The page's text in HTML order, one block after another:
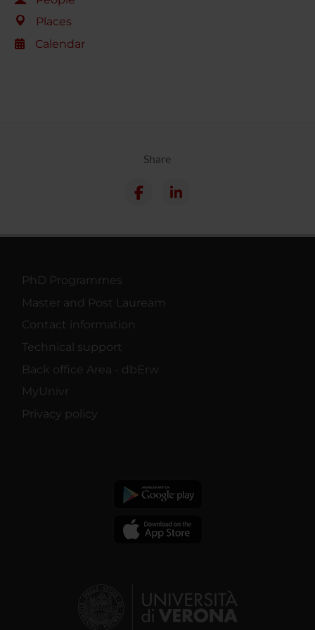
Places
Calendar
Share
PhD Programmes
Master and Post Lauream
Contact information
Technical support
Back office Area - dbErw
MyUnivr
Privacy policy